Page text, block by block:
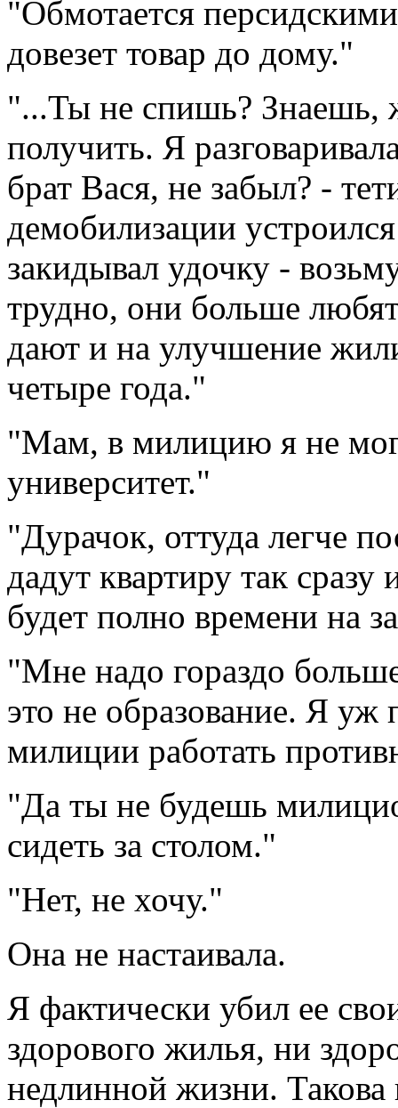
"Обмотается
довезет товар до дому."
"...Ты не спишь?
получить. Я
брат Вася, не забыл? -
демобилизации
закидывал удочку -
трудно, они больше
дают и на улучшение
четыре года."
"Мам, в милицию я не
университет."
"Дурачок, оттуда легче
дадут квартиру так
будет полно времени на
"Мне надо гораздо
это не образование. Я уж
милиции работать
"Да ты не будешь
сидеть за столом."
"Нет, не хочу."
Она не настаивала.
Я фактически убил ее
здорового жилья, ни
недлинной жизни. Такова